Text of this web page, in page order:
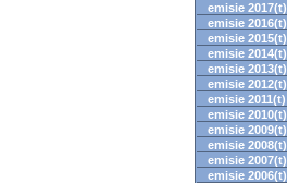
emisie 2017(t)
emisie 2016(t)
emisie 2015(t)
emisie 2014(t)
emisie 2013(t)
emisie 2012(t)
emisie 2011(t)
emisie 2010(t)
emisie 2009(t)
emisie 2008(t)
emisie 2007(t)
emisie 2006(t)